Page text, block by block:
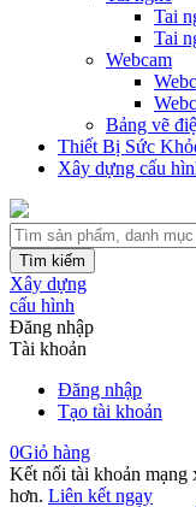
Tai
Tai
Webcam
Bảng vẽ
Thiết Bị Sức
Xây dựng cấu
Tìm kiếm
Xây dựng
cấu hình
Đăng nhập
Tài khoản
Đăng nhập
Tạo tài khoản
0Giỏ hàng
Kết nối tài khoản mạng
hơn. Liên kết ngay